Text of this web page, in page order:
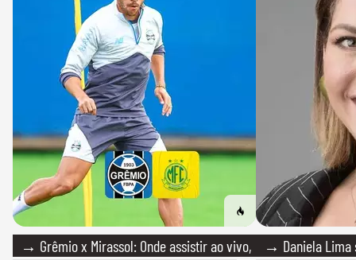
→ Grêmio x Mirassol: Onde assistir ao vivo,
→ Daniela Lima